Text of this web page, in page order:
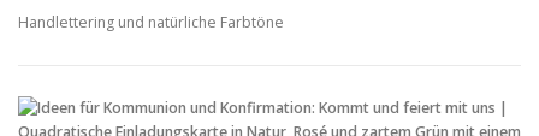
Handlettering und natürliche Farbtöne